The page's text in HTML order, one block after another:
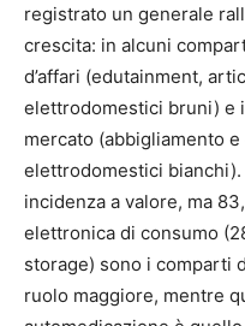
registrato un generale
crescita: in alcuni
d’affari (edutainment,
elettrodomestici bruni) e
mercato (abbigliamento
elettrodomestici bianchi).
incidenza a valore, ma
elettronica di consumo
storage) sono i comparti
ruolo maggiore, mentre